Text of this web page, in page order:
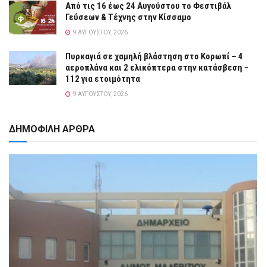
Από τις 16 έως 24 Αυγούστου το Φεστιβάλ
Γεύσεων & Τέχνης στην Κίσσαμο
9 ΑΥΓΟΎΣΤΟΥ, 2026
Πυρκαγιά σε χαμηλή βλάστηση στο Κορωπί – 4
αεροπλάνα και 2 ελικόπτερα στην κατάσβεση –
112 για ετοιμότητα
9 ΑΥΓΟΎΣΤΟΥ, 2026
ΔΗΜΟΦΙΛΗ ΑΡΘΡΑ